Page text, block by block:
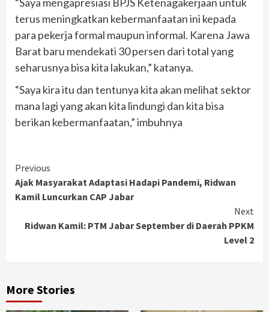
terus meningkatkan kebermanfaatan ini kepada
para pekerja formal maupun informal. Karena Jawa
Barat baru mendekati 30 persen dari total yang
seharusnya bisa kita lakukan,” katanya.
“Saya kira itu dan tentunya kita akan melihat sektor
mana lagi yang akan kita lindungi dan kita bisa
berikan kebermanfaatan,” imbuhnya
Continue
Reading
Previous
Ajak Masyarakat Adaptasi Hadapi Pandemi, Ridwan
Kamil Luncurkan CAP Jabar
Next
Ridwan Kamil: PTM Jabar September di Daerah PPKM
Level 2
More Stories